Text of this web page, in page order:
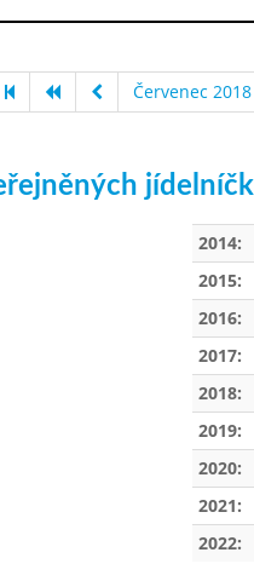
Červenec 2018
2014:
2015:
2016:
2017:
2018:
2019:
2020:
2021:
2022: